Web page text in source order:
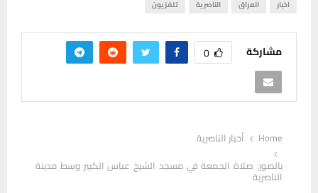
اخبار العراق الناصرية تلفزيون
مشاركة 0
Home
أخبار الناصرية
بالصور: صلاة الجمعة في مسجد الشيخ عباس الكبير وسط مدينة
الناصرية